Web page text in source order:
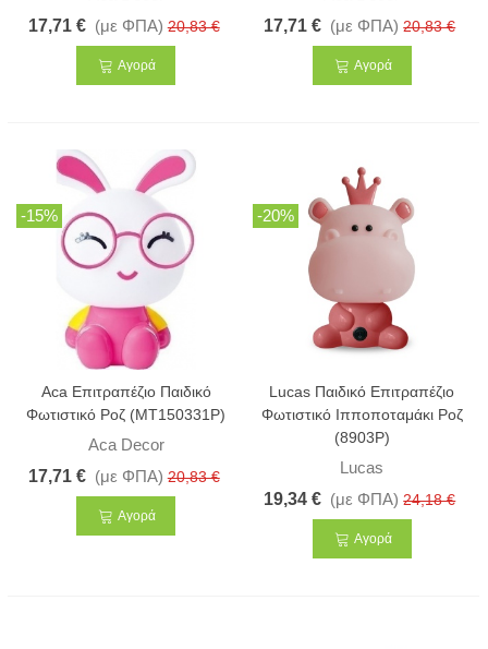
17,71 € (με ΦΠΑ) 20,83 €
Αγορά
17,71 € (με ΦΠΑ) 20,83 €
Αγορά
-15%
Aca Επιτραπέζιο Παιδικό
Φωτιστικό Ροζ (MT150331P)
Aca Decor
17,71 € (με ΦΠΑ) 20,83 €
Αγορά
-20%
Lucas Παιδικό Επιτραπέζιο
Φωτιστικό Ιπποποταμάκι Ροζ
(8903P)
Lucas
19,34 € (με ΦΠΑ) 24,18 €
Αγορά